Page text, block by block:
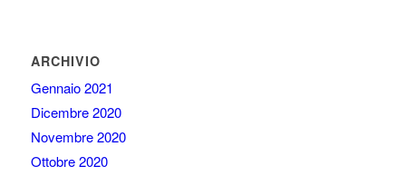
ARCHIVIO
Gennaio 2021
Dicembre 2020
Novembre 2020
Ottobre 2020